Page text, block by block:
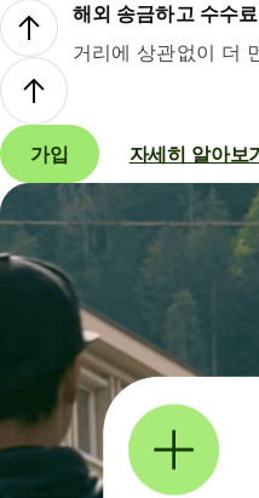
해외 송금하고 수수
거리에 상관없이 더
가입 자세히 알아보